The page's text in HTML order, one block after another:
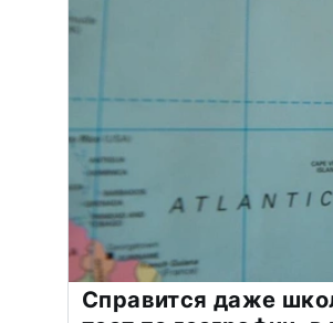
Справится даже